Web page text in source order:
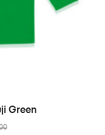
Green